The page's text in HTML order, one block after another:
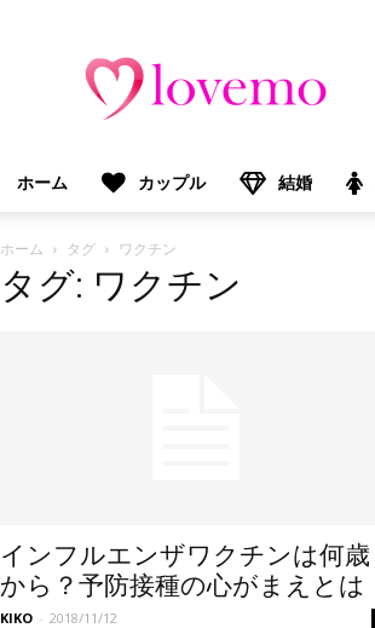
モ）：
プ
マ
マ
向
ホーム カップル 結婚
ホーム タグ ワクチン
タグ: ワクチン
インフルエンザワクチンは何歳
から？予防接種の心がまえとは
KIKO - 2018/11/12